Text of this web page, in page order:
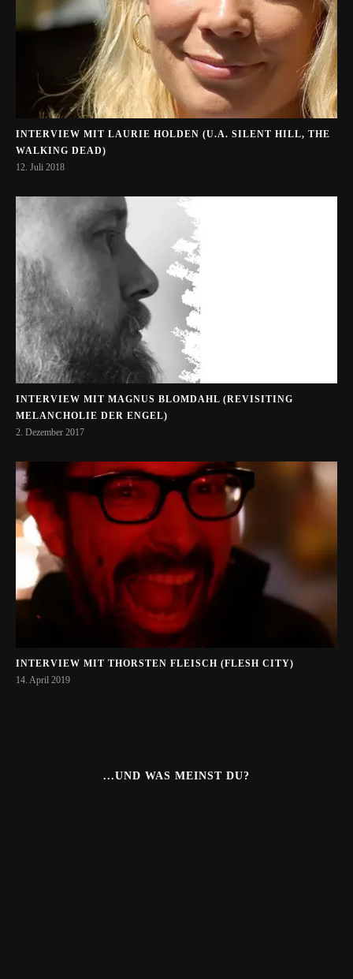
INTERVIEW MIT LAURIE HOLDEN (U.A. SILENT HILL, THE
WALKING DEAD)
12. Juli 2018
INTERVIEW MIT MAGNUS BLOMDAHL (REVISITING
MELANCHOLIE DER ENGEL)
2. Dezember 2017
INTERVIEW MIT THORSTEN FLEISCH (FLESH CITY)
14. April 2019
...UND WAS MEINST DU?